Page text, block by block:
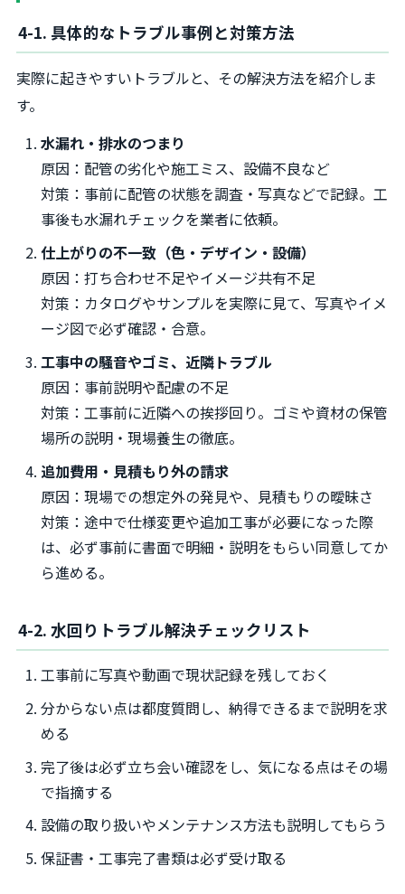
4-1. 具体的なトラブル事例と対策方法
実際に起きやすいトラブルと、その解決方法を紹介しま
す。
水漏れ・排水のつまり
原因：配管の劣化や施工ミス、設備不良など
対策：事前に配管の状態を調査・写真などで記録。工
事後も水漏れチェックを業者に依頼。
仕上がりの不一致（色・デザイン・設備）
原因：打ち合わせ不足やイメージ共有不足
対策：カタログやサンプルを実際に見て、写真やイメ
ージ図で必ず確認・合意。
工事中の騒音やゴミ、近隣トラブル
原因：事前説明や配慮の不足
対策：工事前に近隣への挨拶回り。ゴミや資材の保管
場所の説明・現場養生の徹底。
追加費用・見積もり外の請求
原因：現場での想定外の発見や、見積もりの曖昧さ
対策：途中で仕様変更や追加工事が必要になった際
は、必ず事前に書面で明細・説明をもらい同意してか
ら進める。
4-2. 水回りトラブル解決チェックリスト
工事前に写真や動画で現状記録を残しておく
分からない点は都度質問し、納得できるまで説明を求
める
完了後は必ず立ち会い確認をし、気になる点はその場
で指摘する
設備の取り扱いやメンテナンス方法も説明してもらう
保証書・工事完了書類は必ず受け取る